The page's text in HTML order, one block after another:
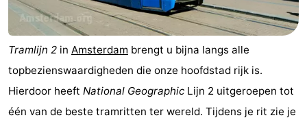
Tramlijn 2 in Amsterdam brengt u bijna langs alle
topbezienswaardigheden die onze hoofdstad rijk is.
Hierdoor heeft National Geographic Lijn 2 uitgeroepen tot
één van de beste tramritten ter wereld. Tijdens je rit zie je